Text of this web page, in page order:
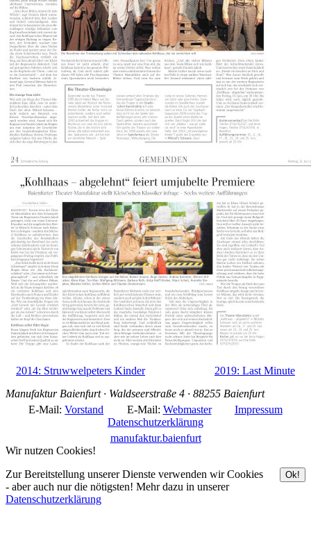
2014: Struwwelpeters Kinder
2019: Last Minute
Manufaktur Baienfurt · Waldseerstraße 4 · 88255 Baienfurt
E-Mail:Vorstand E-Mail: Webmaster
Impressum
Datenschutzerklärung
manufaktur.baienfurt
Wir nutzen Cookies!
Zur Bereitstellung unserer Dienste verwenden wir Cookies
- aber auch nur die nötigsten! Mehr dazu in unserer
Datenschutzerklärung
Ok!